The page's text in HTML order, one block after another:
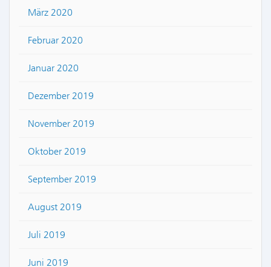
März 2020
Februar 2020
Januar 2020
Dezember 2019
November 2019
Oktober 2019
September 2019
August 2019
Juli 2019
Juni 2019